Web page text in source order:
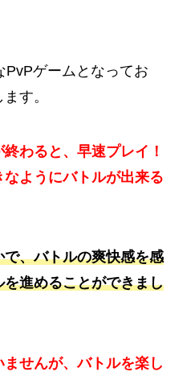
PvPゲームとなってお
す。
わると、早速プレイ！
ようにバトルが出来る
、バトルの爽快感を感
進めることができまし
せんが、バトルを楽し